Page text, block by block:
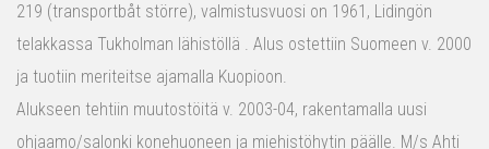
219 (transportbåt större), valmistusvuosi on 1961, Lidingön
telakkassa Tukholman lähistöllä . Alus ostettiin Suomeen v. 2000
ja tuotiin meriteitse ajamalla Kuopioon.
Alukseen tehtiin muutostöitä v. 2003-04, rakentamalla uusi
ohjaamo/salonki konehuoneen ja miehistöhytin päälle. M/s Ahti